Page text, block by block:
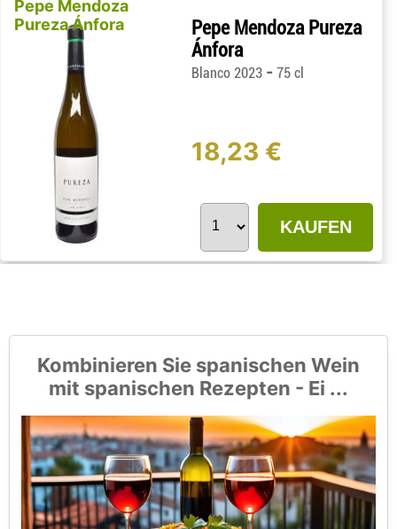
Pepe Mendoza
Pureza Ánfora
Pepe Mendoza Pureza
Ánfora
Blanco 2023 -75 cl
18,23 €
KAUFEN
Kombinieren Sie spanischen Wein
mit spanischen Rezepten - Ei ...